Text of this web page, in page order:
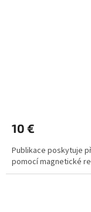
10 €
Publikace poskytuje
pomocí magnetické